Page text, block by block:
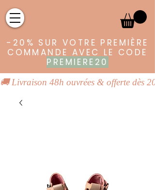
-20% SUR VOTRE PREMIÈRE
COMMANDE AVEC LE CODE
PREMIERE20
🚚 Livraison 48h ouvrées & offerte dès